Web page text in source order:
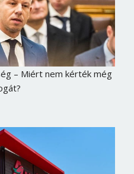
– Miért nem kérték még